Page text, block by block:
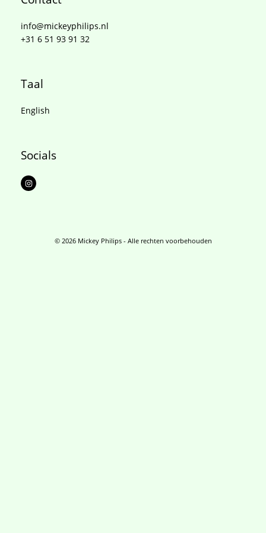
info@mickeyphilips.nl
+31 6 51 93 91 32
Taal
English
Socials
I
n
s
© 2026 Mickey Philips - Alle rechten voorbehouden